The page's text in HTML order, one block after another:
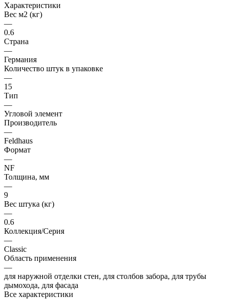
Характеристики
Вес м2 (кг)
—
0.6
Страна
—
Германия
Количество штук в упаковке
—
15
Тип
—
Угловой элемент
Производитель
—
Feldhaus
Формат
—
NF
Толщина, мм
—
9
Вес штука (кг)
—
0.6
Коллекция/Серия
—
Classic
Область применения
—
для наружной отделки стен, для столбов забора, для трубы
дымохода, для фасада
Все характеристики